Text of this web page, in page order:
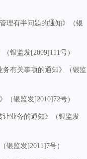
理有半问题的通知》（银
银监发[2009]111号）
务有关事项的通知》（银监
（银监发[2010]72号）
让业务的通知》（银监发
银监发[2011]7号）